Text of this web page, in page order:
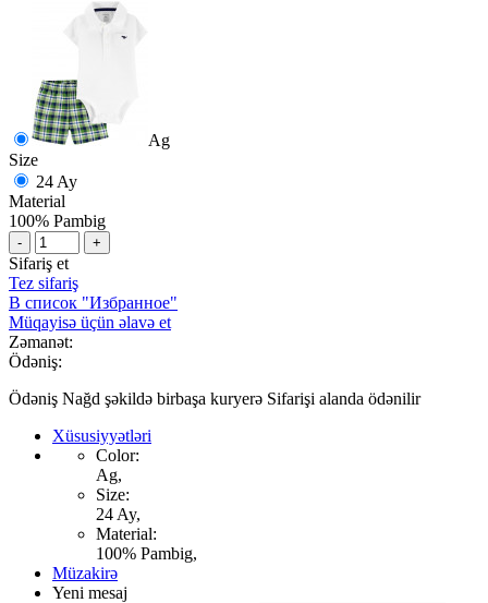
Ag
Size
24 Ay
Material
100% Pambig
- +
Sifariş et
Tez sifariş
В список "Избранное"
Müqayisə üçün əlavə et
Zəmanət:
Ödəniş:
Ödəniş Nağd şəkildə birbaşa kuryerə Sifarişi alanda ödənilir
Xüsusiyyətləri
Color:
Ag,
Size:
24 Ay,
Material:
100% Pambig,
Müzakirə
Yeni mesaj